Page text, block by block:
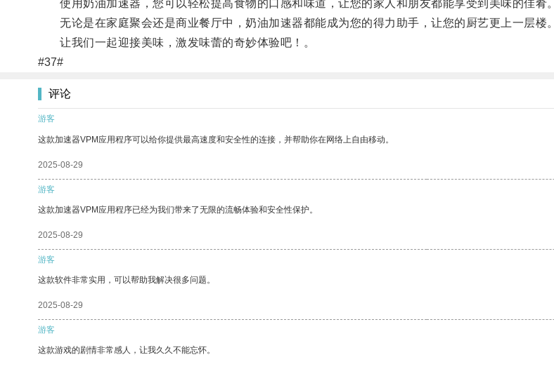
使用奶油加速器，您可以轻松提高食物的口感和味道，让您的家人和朋友都能享受到美味的佳肴。
无论是在家庭聚会还是商业餐厅中，奶油加速器都能成为您的得力助手，让您的厨艺更上一层楼。
让我们一起迎接美味，激发味蕾的奇妙体验吧！。
#37#
评论
游客
这款加速器VPM应用程序可以给你提供最高速度和安全性的连接，并帮助你在网络上自由移动。
2025-08-29
游客
这款加速器VPM应用程序已经为我们带来了无限的流畅体验和安全性保护。
2025-08-29
游客
这款软件非常实用，可以帮助我解决很多问题。
2025-08-29
游客
这款游戏的剧情非常感人，让我久久不能忘怀。